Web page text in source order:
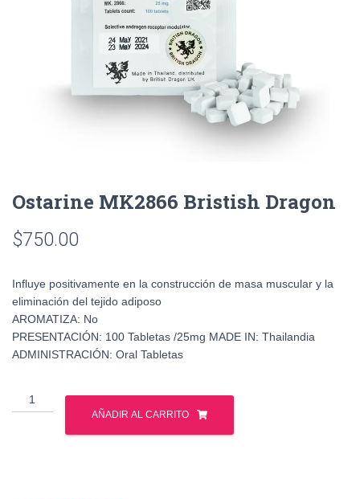
Ostarine MK2866 Bristish Dragon
$750.00
Influye positivamente en la construcción de masa muscular y la
eliminación del tejido adiposo
AROMATIZA: No
PRESENTACIÓN: 100 Tabletas /25mg MADE IN: Thailandia
ADMINISTRACIÓN: Oral Tabletas
Ostarine
MK2866
AÑADIR AL CARRITO